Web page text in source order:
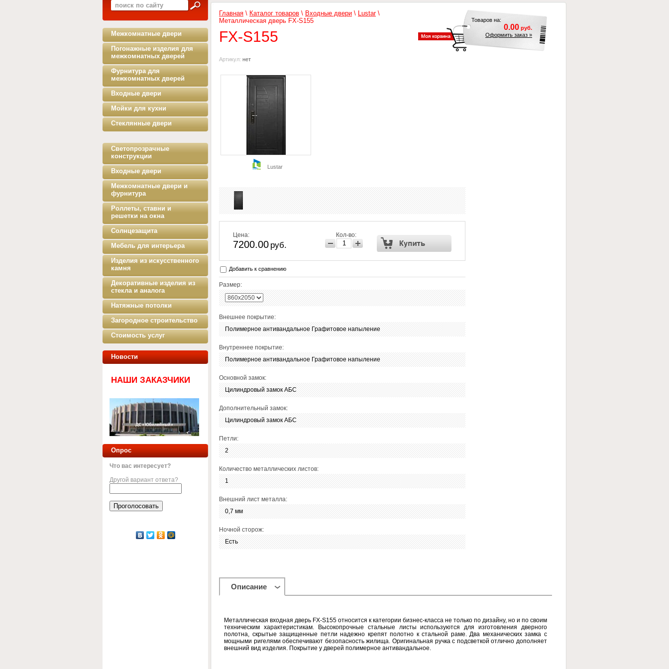
Межкомнатные двери
Погонажные изделия для
межкомнатных дверей
Фурнитура для
межкомнатных дверей
Входные двери
Мойки для кухни
Стеклянные двери
Светопрозрачные
конструкции
Входные двери
Межкомнатные двери и
фурнитура
Роллеты, ставни и
решетки на окна
Солнцезащита
Мебель для интерьера
Изделия из искусственного
камня
Декоративные изделия из
стекла и аналога
Натяжные потолки
Загородное строительство
Стоимость услуг
Новости
НАШИ ЗАКАЗЧИКИ
Опрос
Что вас интересует?
Другой вариант ответа?
Товаров на:
0.00 руб.
Оформить заказ »
Главная \ Каталог товаров \ Входные двери \ Lustar\
Металлическая дверь FX-S155
FX-S155
Артикул: нет
Lustar
Цена:
7200.00 руб.
Кол-во:
Добавить к сравнению
Размер:
Внешнее покрытие:
Полимерное антивандальное Графитовое напыление
Внутреннее покрытие:
Полимерное антивандальное Графитовое напыление
Основной замок:
Цилиндровый замок АБС
Дополнительный замок:
Цилиндровый замок АБС
Петли:
2
Количество металлических листов:
1
Внешний лист металла:
0,7 мм
Ночной сторож:
Есть
Описание
Металлическая входная дверь FX-S155 относится к категории бизнес-класса не только по дизайну, но и по своим
техническим характеристикам. Высокопрочные стальные листы используются для изготовления дверного
полотна, скрытые защищенные петли надежно крепят полотно к стальной раме. Два механических замка с
мощными ригелями обеспечивают безопасность жилища. Оригинальная ручка с подсветкой отлично дополняет
внешний вид изделия. Покрытие у дверей полимерное антивандальное.